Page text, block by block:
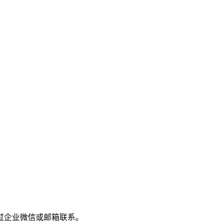
业微信或邮箱联系。